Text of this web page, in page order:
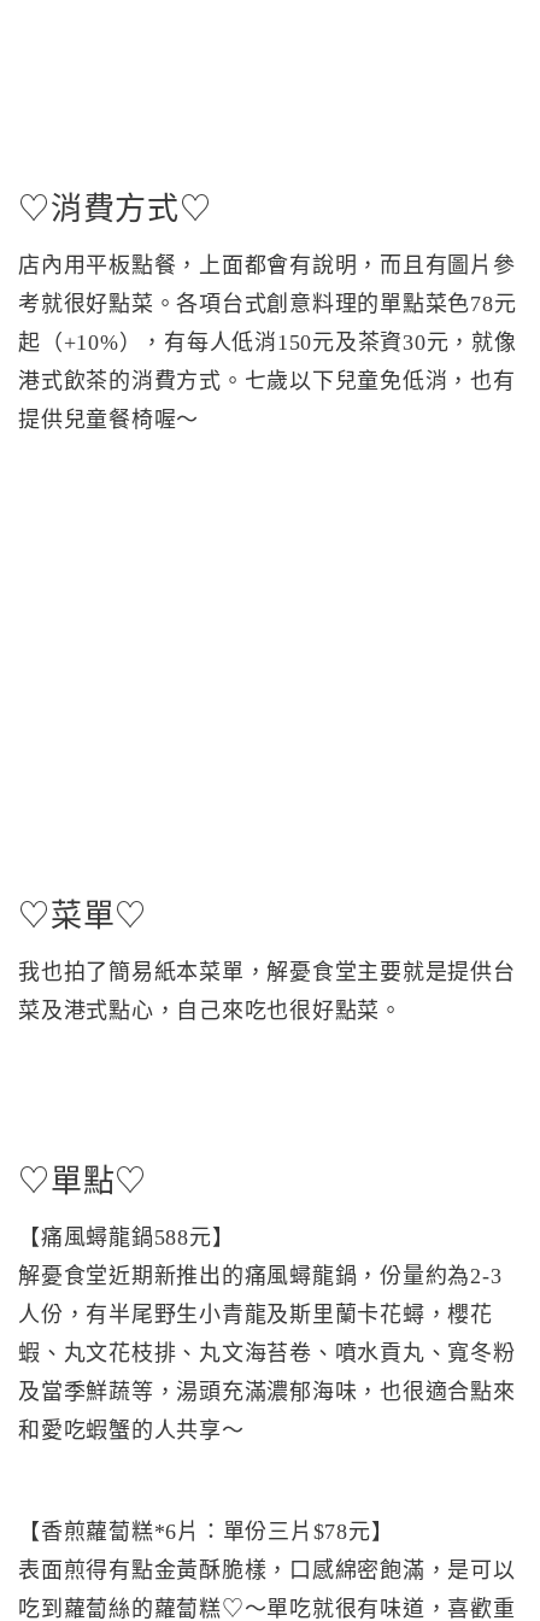
♡消費方式♡
店內用平板點餐，上面都會有說明，而且有圖片參
考就很好點菜。各項台式創意料理的單點菜色78元
起（+10%），有每人低消150元及茶資30元，就像
港式飲茶的消費方式。七歲以下兒童免低消，也有
提供兒童餐椅喔～
♡菜單♡
我也拍了簡易紙本菜單，解憂食堂主要就是提供台
菜及港式點心，自己來吃也很好點菜。
♡單點♡
【痛風蟳龍鍋588元】
解憂食堂近期新推出的痛風蟳龍鍋，份量約為2-3
人份，有半尾野生小青龍及斯里蘭卡花蟳，櫻花
蝦、丸文花枝排、丸文海苔卷、噴水貢丸、寬冬粉
及當季鮮蔬等，湯頭充滿濃郁海味，也很適合點來
和愛吃蝦蟹的人共享～
【香煎蘿蔔糕*6片：單份三片$78元】
表面煎得有點金黃酥脆樣，口感綿密飽滿，是可以
吃到蘿蔔絲的蘿蔔糕♡～單吃就很有味道，喜歡重